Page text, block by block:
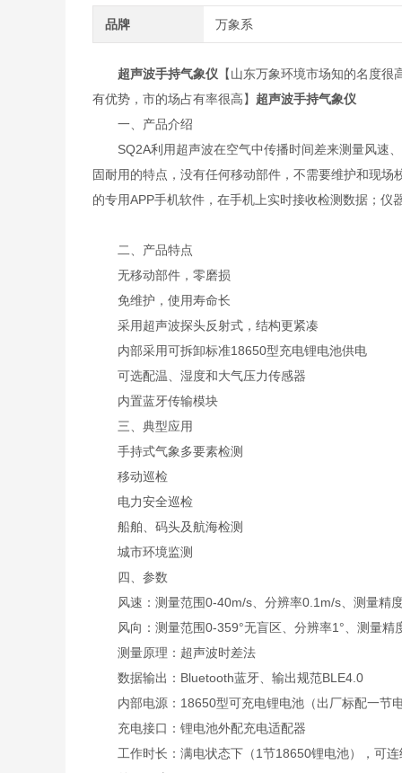
品牌 万象系
超声波手持气象仪【山东万象环境市场知的名度很
有优势，市的场占有率很高】 超声波手持气象仪
一、产品介绍
SQ2A利用超声波在空气中传播时间差来测量风速、
固耐用的特点，没有任何移动部件，不需要维护和现
的专用APP手机软件，在手机上实时接收检测数据；
二、产品特点
无移动部件，零磨损
免维护，使用寿命长
采用超声波探头反射式，结构更紧凑
内部采用可拆卸标准18650型充电锂电池供电
可选配温、湿度和大气压力传感器
内置蓝牙传输模块
三、典型应用
手持式气象多要素检测
移动巡检
电力安全巡检
船舶、码头及航海检测
城市环境监测
四、参数
风速：测量范围0-40m/s、分辨率0.1m/s、测量精
风向：测量范围0-359°无盲区、分辨率1°、测量精
测量原理：超声波时差法
数据输出：Bluetooth蓝牙、输出规范BLE4.0
内部电源：18650型可充电锂电池（出厂标配一节
充电接口：锂电池外配充电适配器
工作时长：满电状态下（1节18650锂电池），可连